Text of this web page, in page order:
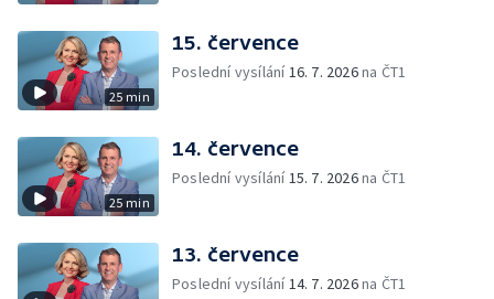
25 min
15. července
Poslední vysílání16. 7. 2026na ČT1
25 min
14. července
Poslední vysílání15. 7. 2026na ČT1
13. července
Poslední vysílání14. 7. 2026na ČT1